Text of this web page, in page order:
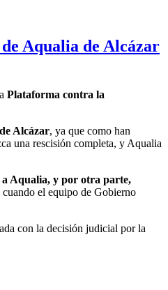
Aqualia de Alcázar
Plataforma contra la
Alcázar, ya que como han
una rescisión completa, y Aqualia
a Aqualia, y por otra parte,
el equipo de Gobierno
con la decisión judicial por la